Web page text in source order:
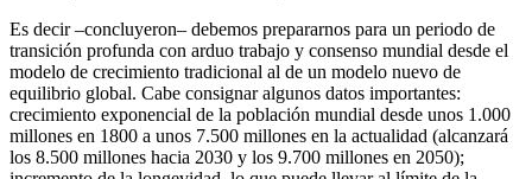
Es decir –concluyeron– debemos prepararnos para un periodo de
transición profunda con arduo trabajo y consenso mundial desde el
modelo de crecimiento tradicional al de un modelo nuevo de
equilibrio global. Cabe consignar algunos datos importantes:
crecimiento exponencial de la población mundial desde unos 1.000
millones en 1800 a unos 7.500 millones en la actualidad (alcanzará
los 8.500 millones hacia 2030 y los 9.700 millones en 2050);